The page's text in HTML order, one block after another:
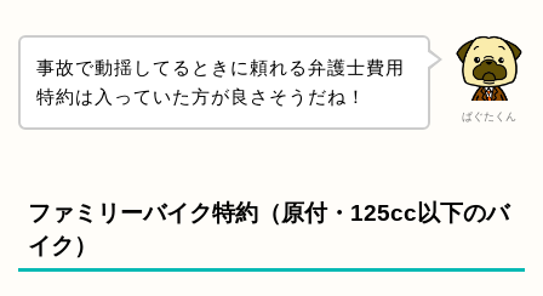
ぱぐたくん
事故で動揺してるときに頼れる弁護士費用
特約は入っていた方が良さそうだね！
ファミリーバイク特約（原付・125cc以下のバ
イク）